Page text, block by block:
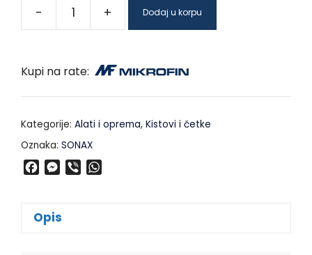
- + Dodaj u korpu
Kupi na rate:
Kategorije: Alati i oprema, Kistovi i četke
Oznaka: SONAX
e
b
M
s
Opis